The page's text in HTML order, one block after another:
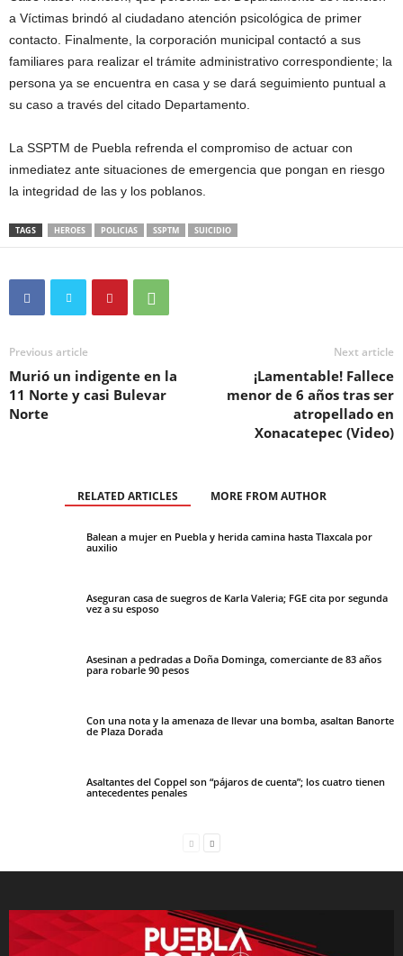
a Víctimas brindó al ciudadano atención psicológica de primer
contacto. Finalmente, la corporación municipal contactó a sus
familiares para realizar el trámite administrativo correspondiente; la
persona ya se encuentra en casa y se dará seguimiento puntual a
su caso a través del citado Departamento.
La SSPTM de Puebla refrenda el compromiso de actuar con
inmediatez ante situaciones de emergencia que pongan en riesgo
la integridad de las y los poblanos.
TAGS HEROES POLICIAS SSPTM SUICIDIO
Previous article
Murió un indigente en la
11 Norte y casi Bulevar
Norte
Next article
¡Lamentable! Fallece
menor de 6 años tras ser
atropellado en
Xonacatepec (Video)
RELATED ARTICLES MORE FROM AUTHOR
Balean a mujer en Puebla y herida camina hasta Tlaxcala por
auxilio
Aseguran casa de suegros de Karla Valeria; FGE cita por segunda
vez a su esposo
Asesinan a pedradas a Doña Dominga, comerciante de 83 años
para robarle 90 pesos
Con una nota y la amenaza de llevar una bomba, asaltan Banorte
de Plaza Dorada
Asaltantes del Coppel son “pájaros de cuenta”; los cuatro tienen
antecedentes penales